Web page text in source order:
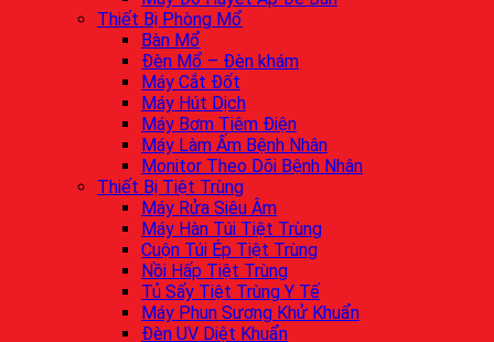
Thiết Bị Phòng Mổ
Bàn Mổ
Đèn Mổ – Đèn khám
Máy Cắt Đốt
Máy Hút Dịch
Máy Bơm Tiêm Điện
Máy Làm Ấm Bệnh Nhân
Monitor Theo Dõi Bệnh Nhân
Thiết Bị Tiệt Trùng
Máy Rửa Siêu Âm
Máy Hàn Túi Tiệt Trùng
Cuộn Túi Ép Tiệt Trùng
Nồi Hấp Tiệt Trùng
Tủ Sấy Tiệt Trùng Y Tế
Máy Phun Sương Khử Khuẩn
Đèn UV Diệt Khuẩn